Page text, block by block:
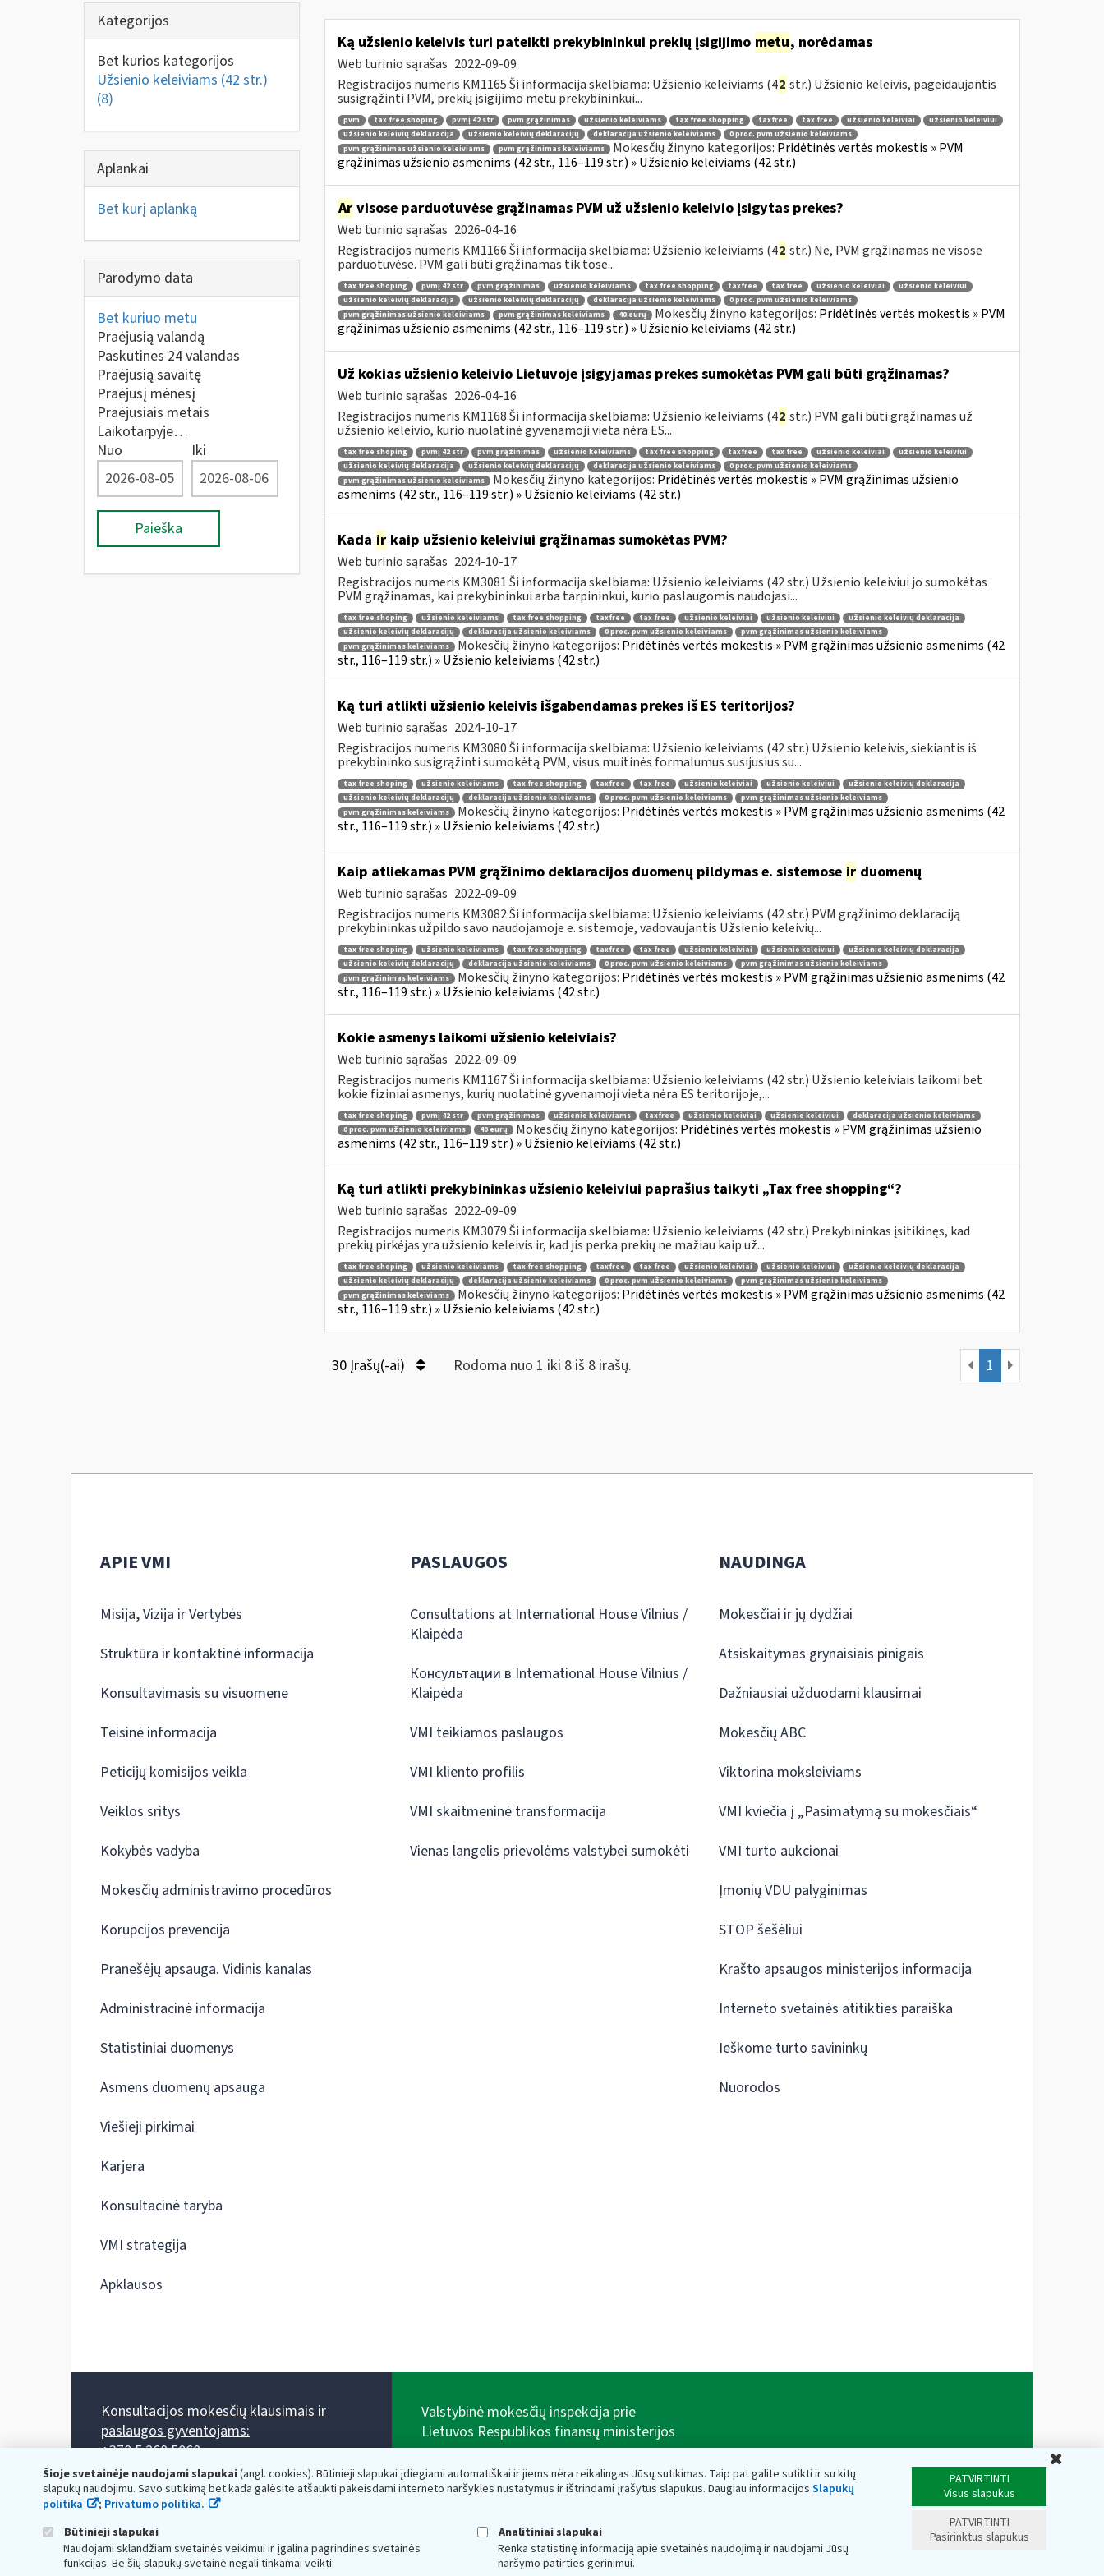
Kategorijos
Bet kurios kategorijos
Užsienio keleiviams (42 str.)
(8)
Aplankai
Bet kurį aplanką
Parodymo data
Bet kuriuo metu
Praėjusią valandą
Paskutines 24 valandas
Praėjusią savaitę
Praėjusį mėnesį
Praėjusiais metais
Laikotarpyje…
Nuo
Iki
Paieška
Ką užsienio keleivis turi pateikti prekybininkui prekių įsigijimo metu, norėdamas
Web turinio sąrašas 2022-09-09
Registracijos numeris KM1165 Ši informacija skelbiama: Užsienio keleiviams (42 str.) Užsienio keleivis, pageidaujantis
susigrąžinti PVM, prekių įsigijimo metu prekybininkui...
pvm tax free shoping pvmį 42 str pvm grąžinimas užsienio keleiviams tax free shopping taxfree tax free užsienio keleiviai
užsienio keleiviui
užsienio keleivių deklaracija
užsienio keleivių deklaracijų deklaracija užsienio keleiviams
0 proc. pvm užsienio keleiviams
pvm grąžinimas užsienio keleiviams
pvm grąžinimas keleiviams Mokesčių žinyno kategorijos: Pridėtinės vertės mokestis » PVM
grąžinimas užsienio asmenims (42 str., 116–119 str.) » Užsienio keleiviams (42 str.)
Arvisose parduotuvėse grąžinamas PVM už užsienio keleivio įsigytas prekes?
Web turinio sąrašas 2026-04-16
Registracijos numeris KM1166 Ši informacija skelbiama: Užsienio keleiviams (42 str.) Ne, PVM grąžinamas ne visose
parduotuvėse. PVM gali būti grąžinamas tik tose...
tax free shoping pvmį 42 str pvm grąžinimas užsienio keleiviams tax free shopping taxfree tax free užsienio keleiviai
užsienio keleiviui
užsienio keleivių deklaracija
užsienio keleivių deklaracijų deklaracija užsienio keleiviams
0 proc. pvm užsienio keleiviams
pvm grąžinimas užsienio keleiviams
pvm grąžinimas keleiviams 40 eurų Mokesčių žinyno kategorijos: Pridėtinės vertės mokestis » PVM
grąžinimas užsienio asmenims (42 str., 116–119 str.) » Užsienio keleiviams (42 str.)
Už kokias užsienio keleivio Lietuvoje įsigyjamas prekes sumokėtas PVM gali būti grąžinamas?
Web turinio sąrašas 2026-04-16
Registracijos numeris KM1168 Ši informacija skelbiama: Užsienio keleiviams (42 str.) PVM gali būti grąžinamas už
užsienio keleivio, kurio nuolatinė gyvenamoji vieta nėra ES...
tax free shoping pvmį 42 str pvm grąžinimas užsienio keleiviams tax free shopping taxfree tax free užsienio keleiviai
užsienio keleiviui
užsienio keleivių deklaracija
užsienio keleivių deklaracijų deklaracija užsienio keleiviams
0 proc. pvm užsienio keleiviams
pvm grąžinimas užsienio keleiviams
Mokesčių žinyno kategorijos: Pridėtinės vertės mokestis » PVM grąžinimas užsienio
asmenims (42 str., 116–119 str.) » Užsienio keleiviams (42 str.)
Kada irkaip užsienio keleiviui grąžinamas sumokėtas PVM?
Web turinio sąrašas 2024-10-17
Registracijos numeris KM3081 Ši informacija skelbiama: Užsienio keleiviams (42 str.) Užsienio keleiviui jo sumokėtas
PVM grąžinamas, kai prekybininkui arba tarpininkui, kurio paslaugomis naudojasi...
tax free shoping užsienio keleiviams tax free shopping taxfree tax free užsienio keleiviai užsienio keleiviui
užsienio keleivių deklaracija
užsienio keleivių deklaracijų
deklaracija užsienio keleiviams 0 proc. pvm užsienio keleiviams
pvm grąžinimas užsienio keleiviams
pvm grąžinimas keleiviams
Mokesčių žinyno kategorijos: Pridėtinės vertės mokestis » PVM grąžinimas užsienio asmenims (42
str., 116–119 str.) » Užsienio keleiviams (42 str.)
Ką turi atlikti užsienio keleivis išgabendamas prekes iš ES teritorijos?
Web turinio sąrašas 2024-10-17
Registracijos numeris KM3080 Ši informacija skelbiama: Užsienio keleiviams (42 str.) Užsienio keleivis, siekiantis iš
prekybininko susigrąžinti sumokėtą PVM, visus muitinės formalumus susijusius su...
tax free shoping užsienio keleiviams tax free shopping taxfree tax free užsienio keleiviai užsienio keleiviui
užsienio keleivių deklaracija
užsienio keleivių deklaracijų
deklaracija užsienio keleiviams 0 proc. pvm užsienio keleiviams
pvm grąžinimas užsienio keleiviams
pvm grąžinimas keleiviams
Mokesčių žinyno kategorijos: Pridėtinės vertės mokestis » PVM grąžinimas užsienio asmenims (42
str., 116–119 str.) » Užsienio keleiviams (42 str.)
Kaip atliekamas PVM grąžinimo deklaracijos duomenų pildymas e. sistemose irduomenų
Web turinio sąrašas 2022-09-09
Registracijos numeris KM3082 Ši informacija skelbiama: Užsienio keleiviams (42 str.) PVM grąžinimo deklaraciją
prekybininkas užpildo savo naudojamoje e. sistemoje, vadovaujantis Užsienio keleivių...
tax free shoping užsienio keleiviams tax free shopping taxfree tax free užsienio keleiviai užsienio keleiviui
užsienio keleivių deklaracija
užsienio keleivių deklaracijų
deklaracija užsienio keleiviams 0 proc. pvm užsienio keleiviams
pvm grąžinimas užsienio keleiviams
pvm grąžinimas keleiviams
Mokesčių žinyno kategorijos: Pridėtinės vertės mokestis » PVM grąžinimas užsienio asmenims (42
str., 116–119 str.) » Užsienio keleiviams (42 str.)
Kokie asmenys laikomi užsienio keleiviais?
Web turinio sąrašas 2022-09-09
Registracijos numeris KM1167 Ši informacija skelbiama: Užsienio keleiviams (42 str.) Užsienio keleiviais laikomi bet
kokie fiziniai asmenys, kurių nuolatinė gyvenamoji vieta nėra ES teritorijoje,...
tax free shoping pvmį 42 str pvm grąžinimas užsienio keleiviams taxfree užsienio keleiviai užsienio keleiviui
deklaracija užsienio keleiviams
0 proc. pvm užsienio keleiviams
40 eurų Mokesčių žinyno kategorijos: Pridėtinės vertės mokestis » PVM grąžinimas užsienio
asmenims (42 str., 116–119 str.) » Užsienio keleiviams (42 str.)
Ką turi atlikti prekybininkas užsienio keleiviui paprašius taikyti „Tax free shopping“?
Web turinio sąrašas 2022-09-09
Registracijos numeris KM3079 Ši informacija skelbiama: Užsienio keleiviams (42 str.) Prekybininkas įsitikinęs, kad
prekių pirkėjas yra užsienio keleivis ir, kad jis perka prekių ne mažiau kaip už...
tax free shoping užsienio keleiviams tax free shopping taxfree tax free užsienio keleiviai užsienio keleiviui
užsienio keleivių deklaracija
užsienio keleivių deklaracijų
deklaracija užsienio keleiviams 0 proc. pvm užsienio keleiviams
pvm grąžinimas užsienio keleiviams
pvm grąžinimas keleiviams
Mokesčių žinyno kategorijos: Pridėtinės vertės mokestis » PVM grąžinimas užsienio asmenims (42
str., 116–119 str.) » Užsienio keleiviams (42 str.)
30 Įrašų(-ai) Rodoma nuo 1 iki 8 iš 8 irašų. 1
Šioje svetainėje naudojami slapukai(angl. cookies). Būtinieji slapukai įdiegiami automatiškai ir jiems nėra reikalingas Jūsų sutikimas. Taip pat galite sutikti ir su kitų
slapukų naudojimu. Savo sutikimą bet kada galėsite atšaukti pakeisdami interneto naršyklės nustatymus ir ištrindami įrašytus slapukus. Daugiau informacijos Slapukų
politika
; Privatumo politika.
Būtinieji slapukai
Naudojami sklandžiam svetainės veikimui ir įgalina pagrindines svetainės
funkcijas. Be šių slapukų svetainė negali tinkamai veikti.
Analitiniai slapukai
Renka statistinę informaciją apie svetainės naudojimą ir naudojami Jūsų
naršymo patirties gerinimui.
PATVIRTINTI
Visus slapukus
PATVIRTINTI
Pasirinktus slapukus
APIE VMI
Misija, Vizija ir Vertybės
Struktūra ir kontaktinė informacija
Konsultavimasis su visuomene
Teisinė informacija
Peticijų komisijos veikla
Veiklos sritys
Kokybės vadyba
Mokesčių administravimo procedūros
Korupcijos prevencija
Pranešėjų apsauga. Vidinis kanalas
Administracinė informacija
Statistiniai duomenys
Asmens duomenų apsauga
Viešieji pirkimai
Karjera
Konsultacinė taryba
VMI strategija
Apklausos
PASLAUGOS
Consultations at International House Vilnius /
Klaipėda
Консультации в International House Vilnius /
Klaipėda
VMI teikiamos paslaugos
VMI kliento profilis
VMI skaitmeninė transformacija
Vienas langelis prievolėms valstybei sumokėti
NAUDINGA
Mokesčiai ir jų dydžiai
Atsiskaitymas grynaisiais pinigais
Dažniausiai užduodami klausimai
Mokesčių ABC
Viktorina moksleiviams
VMI kviečia į „Pasimatymą su mokesčiais“
VMI turto aukcionai
Įmonių VDU palyginimas
STOP šešėliui
Krašto apsaugos ministerijos informacija
Interneto svetainės atitikties paraiška
Ieškome turto savininkų
Nuorodos
Konsultacijos mokesčių klausimais ir
paslaugos gyventojams:
+370 5 260 5060
Darbo laikas: I-IV 8.00-17.00, V 8.00-15.45.
Prieššventinę dieną - viena valanda trumpiau.
Kiekvieno mėnesio antrą penktadienį 8.00 val. - 12.00 val.
Mano VMI
Valstybinė mokesčių inspekcija prie
Lietuvos Respublikos finansų ministerijos
adresas: Vasario 16-osios g. 14, 01107 Vilnius, Lietuva,
el.paštas:vmi@vmi.lt, E. pristatymo dėžutės adresas
Lietuvos Respublikos finansų ministerijos kaupiami ir
saugomi Juridinių asmenų registre